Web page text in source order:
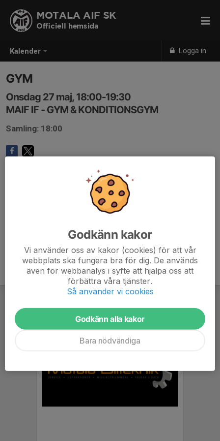
Kalender Logga in
MOTALA AIF SK
Officiell hemsida
GYM
Onsdag 27 maj, 18:00-19:30
MAIF IF - GYM & KONDITIONSGYM
Samling: 18:00
Godkänn kakor
Vi använder oss av kakor (cookies) för att vår
webbplats ska fungera bra för dig. De används
även för webbanalys i syfte att hjälpa oss att
förbättra våra tjänster.
Så använder vi cookies
Godkänn alla kakor
Bara nödvändiga